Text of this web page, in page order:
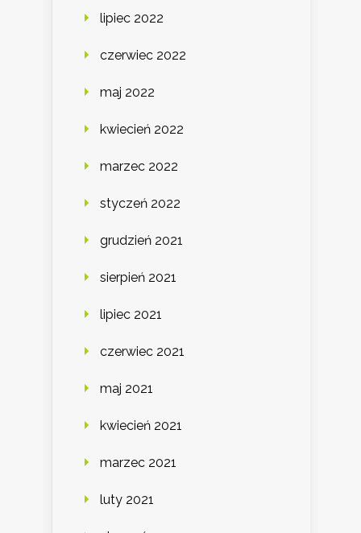
lipiec 2022
czerwiec 2022
maj 2022
kwiecień 2022
marzec 2022
styczeń 2022
grudzień 2021
sierpień 2021
lipiec 2021
czerwiec 2021
maj 2021
kwiecień 2021
marzec 2021
luty 2021